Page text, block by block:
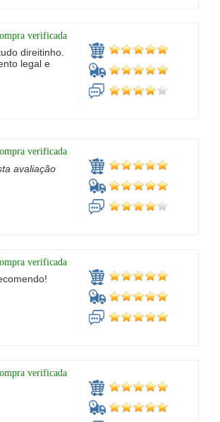
verificada
direitinho.
legal e
verificada
avaliação
verificada
verificada